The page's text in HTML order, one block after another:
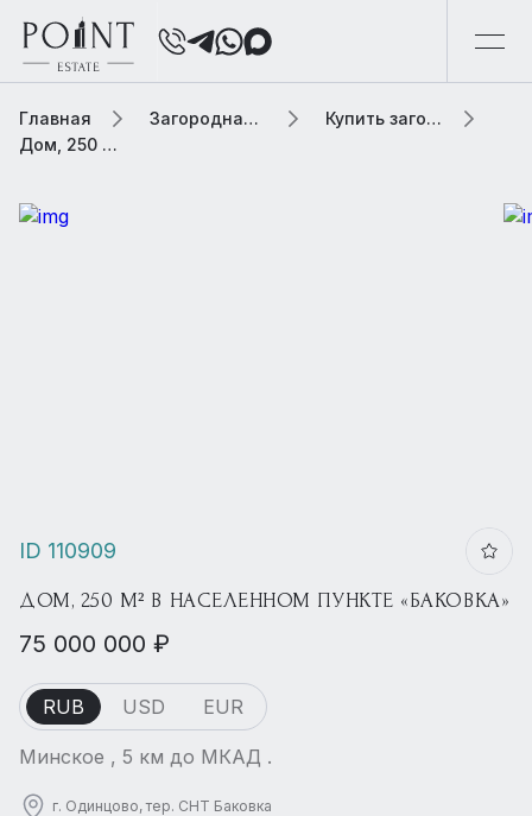
Главная Загородная элитная недвижимость
Купить загородную элитную недвижимость
Дом, 250 м² В населенном пункте «Баковка»
ID 110909
ДОМ, 250 М² В НАСЕЛЕННОМ ПУНКТЕ «БАКОВКА»
75 000 000 ₽
RUB USD EUR
Минское , 5 км до МКАД .
г. Одинцово, тер. СНТ Баковка